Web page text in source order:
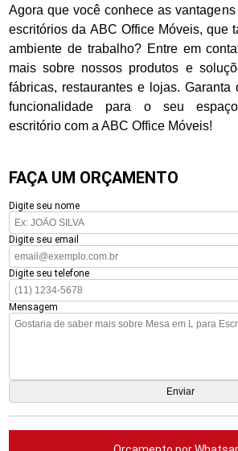
Agora que você conhece as
escritórios da ABC Office Móveis, que
ambiente de trabalho? Entre em
mais sobre nossos produtos e
fábricas, restaurantes e lojas. Garanta
funcionalidade para o seu
escritório com a ABC Office Móveis!
FAÇA UM ORÇAMENTO
Digite seu nome
Digite seu email
Digite seu telefone
Mensagem